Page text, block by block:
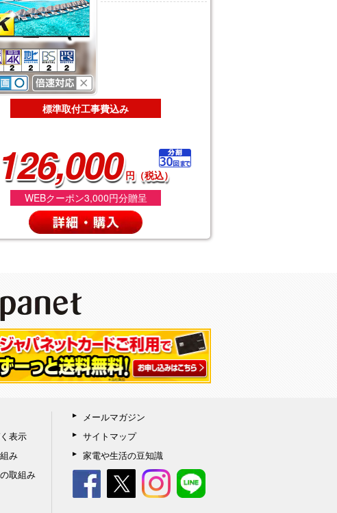
標準取付工事費込み
126,000 円（税込）
WEBクーポン3,000円分贈呈
表示
み
取組み
メールマガジン
サイトマップ
家電や生活の豆知識